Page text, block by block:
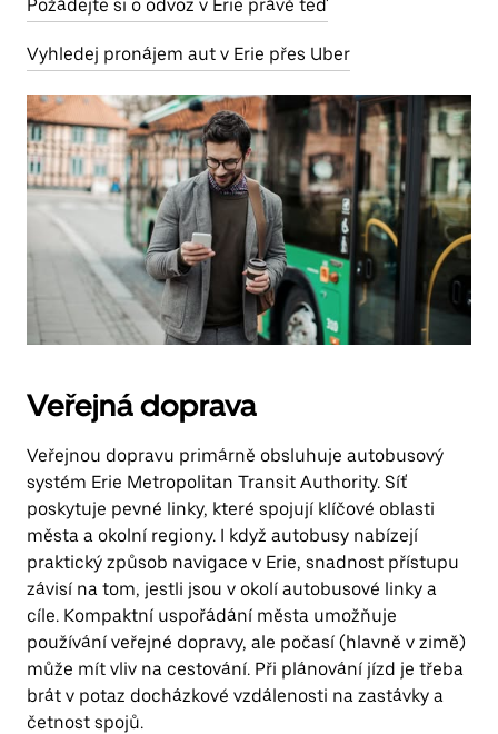
Požádejte si o odvoz v Erie právě teď
Vyhledej pronájem aut v Erie přes Uber
Veřejná doprava
Veřejnou dopravu primárně obsluhuje autobusový
systém Erie Metropolitan Transit Authority. Síť
poskytuje pevné linky, které spojují klíčové oblasti
města a okolní regiony. I když autobusy nabízejí
praktický způsob navigace v Erie, snadnost přístupu
závisí na tom, jestli jsou v okolí autobusové linky a
cíle. Kompaktní uspořádání města umožňuje
používání veřejné dopravy, ale počasí (hlavně v zimě)
může mít vliv na cestování. Při plánování jízd je třeba
brát v potaz docházkové vzdálenosti na zastávky a
četnost spojů.